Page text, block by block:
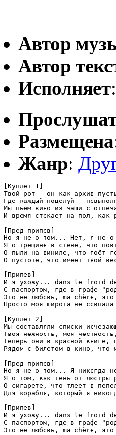
Автор
Автор
Исполняет
Размещена
Жанр:
[Куплет 1]
Твой рот - он как архив
Где каждый поцелуй -
Мы пьём вино из чаши с
И время стекает на пол, как
[Пред-припев]
Но я не о том... Нет, я не о
Я о трещине в стене, что
О пыли на виниле, что поёт
О пустоте, что имеет твой
[Припев]
И я ухожу... dans le froid
С паспортом, где в графе
Это не любовь, ma chère, это
Просто моя широта не
[Куплет 2]
Мы составляли списки
Твоя нежность, моя
Теперь они в красной книге,
Рядом с билетом в кино, что
[Пред-припев]
Но я не о том... Я никогда
Я о том, как тень от люстры
О сигарете, что тлеет в
Для корабля, который я
[Припев]
И я ухожу... dans le froid
С паспортом, где в графе
Это не любовь, ma chère, это